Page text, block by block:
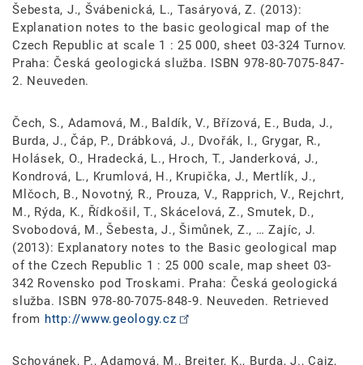
Šebesta, J., Švábenická, L., Tasáryová, Z. (2013):
Explanation notes to the basic geological map of the
Czech Republic at scale 1 : 25 000, sheet 03-324 Turnov.
Praha: Česká geologická služba. ISBN 978-80-7075-847-
2. Neuveden.
Čech, S., Adamová, M., Baldík, V., Břízová, E., Buda, J.,
Burda, J., Čáp, P., Drábková, J., Dvořák, I., Grygar, R.,
Holásek, O., Hradecká, L., Hroch, T., Janderková, J.,
Kondrová, L., Krumlová, H., Krupička, J., Mertlík, J.,
Mlčoch, B., Novotný, R., Prouza, V., Rapprich, V., Rejchrt,
M., Rýda, K., Řídkošil, T., Skácelová, Z., Smutek, D.,
Svobodová, M., Šebesta, J., Šimůnek, Z., … Zajíc, J.
(2013): Explanatory notes to the Basic geological map
of the Czech Republic 1 : 25 000 scale, map sheet 03-
342 Rovensko pod Troskami. Praha: Česká geologická
služba. ISBN 978-80-7075-848-9. Neuveden. Retrieved
from http://www.geology.cz
Schovánek, P., Adamová, M., Breiter, K., Burda, J., Cajz,